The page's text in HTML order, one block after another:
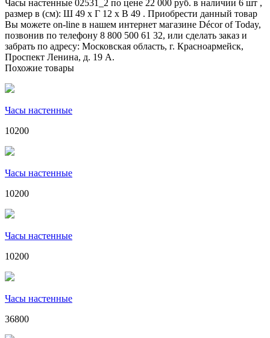
Часы настенные 02531_2 по цене 22 000 руб. в наличии 6 шт ,
размер в (см): Ш 49 x Г 12 x В 49 . Приобрести данный товар
Вы можете on-line в нашем интернет магазине Décor of Today,
позвонив по телефону 8 800 500 61 32, или сделать заказ и
забрать по адресу: Московская область, г. Красноармейск,
Проспект Ленина, д. 19 А.
Похожие товары
Часы настенные
10200
Часы настенные
10200
Часы настенные
10200
Часы настенные
36800